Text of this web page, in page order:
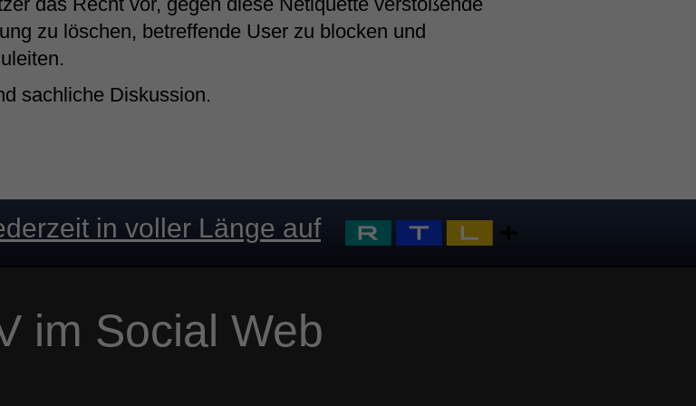
zu löschen, betreffende User zu blocken und
sachliche Diskussion.
in voller Länge auf
im Social Web